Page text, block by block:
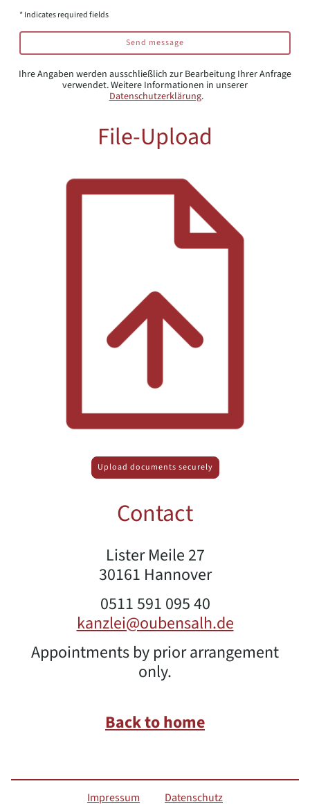
* Indicates required fields
Send message
Ihre Angaben werden ausschließlich zur Bearbeitung Ihrer Anfrage
verwendet. Weitere Informationen in unserer
Datenschutzerklärung.
File-Upload
Upload documents securely
Contact
Lister Meile 27
30161 Hannover
0511 591 095 40
kanzlei@oubensalh.de
Appointments by prior arrangement
only.
Back to home
Impressum Datenschutz